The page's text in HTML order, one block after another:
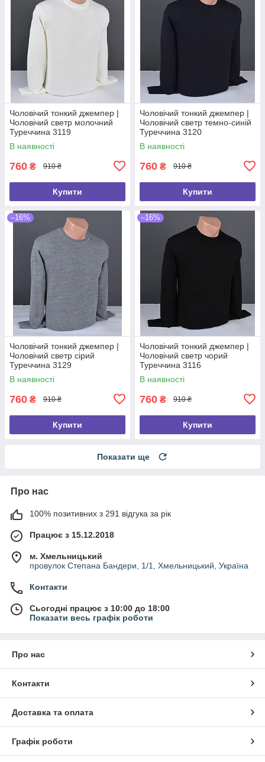
Чоловічий тонкий джемпер |
Чоловічий светр молочний
Туреччина 3119
В наявності
760 ₴ 910 ₴
Купити
Чоловічий тонкий джемпер |
Чоловічий светр темно-синій
Туреччина 3120
В наявності
760 ₴ 910 ₴
Купити
–16%
Чоловічий тонкий джемпер |
Чоловічий светр сірий
Туреччина 3129
В наявності
760 ₴ 910 ₴
Купити
–16%
Чоловічий тонкий джемпер |
Чоловічий светр чорий
Туреччина 3116
В наявності
760 ₴ 910 ₴
Купити
Показати ще
Про нас
100% позитивних з 291 відгука за рік
Працює з 15.12.2018
м. Хмельницький
провулок Степана Бандери, 1/1, Хмельницький, Україна
Контакти
Сьогодні працює з 10:00 до 18:00
Показати весь графік роботи
Про нас
Контакти
Доставка та оплата
Графік роботи